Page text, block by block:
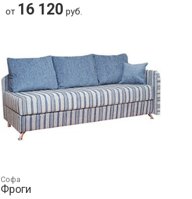
от 16 120 руб.
Софа
Фроги